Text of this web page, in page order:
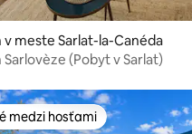
meste Sarlat-la-Canéda
(Pobyt v Sarlat)
medzi hosťami
medzi hosťami